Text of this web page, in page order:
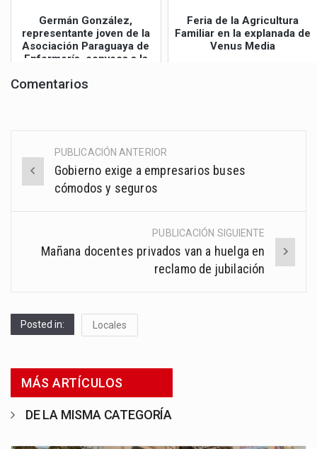
Germán González,
representante joven de la
Asociación Paraguaya de
Enfermería, convoca a la
Feria de la Agricultura
Familiar en la explanada de
Venus Media
Comentarios
Post
navigation
PUBLICACIÓN ANTERIOR
Gobierno exige a empresarios buses
cómodos y seguros
PUBLICACIÓN SIGUIENTE
Mañana docentes privados van a huelga en
reclamo de jubilación
Posted in: Locales
MÁS ARTÍCULOS
DE LA MISMA CATEGORÍA